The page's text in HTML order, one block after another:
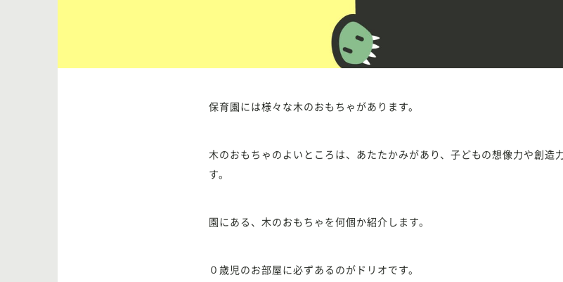
保育園には様々な木のおもちゃがあります。
木のおもちゃのよいところは、あたたかみがあり、子どもの想像力や創造
す。
園にある、木のおもちゃを何個か紹介します。
０歳児のお部屋に必ずあるのがドリオです。